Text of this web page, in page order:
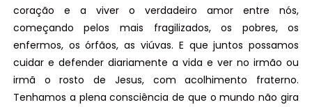
coração e a viver o verdadeiro amor entre nós,
começando pelos mais fragilizados, os pobres, os
enfermos, os órfãos, as viúvas. E que juntos possamos
cuidar e defender diariamente a vida e ver no irmão ou
irmã o rosto de Jesus, com acolhimento fraterno.
Tenhamos a plena consciência de que o mundo não gira